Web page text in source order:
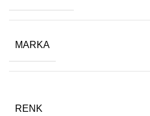
MARKA
RENK